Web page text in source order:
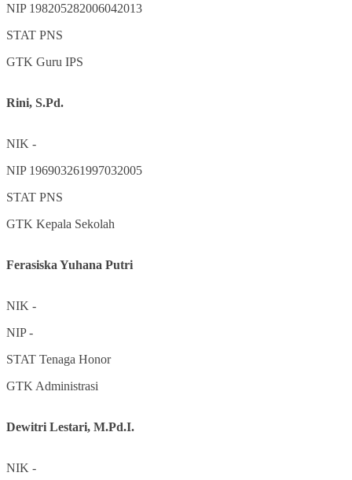
NIP 198205282006042013
STAT PNS
GTK Guru IPS
Rini, S.Pd.
NIK -
NIP 196903261997032005
STAT PNS
GTK Kepala Sekolah
Ferasiska Yuhana Putri
NIK -
NIP-
STAT Tenaga Honor
GTK Administrasi
Dewitri Lestari, M.Pd.I.
NIK -